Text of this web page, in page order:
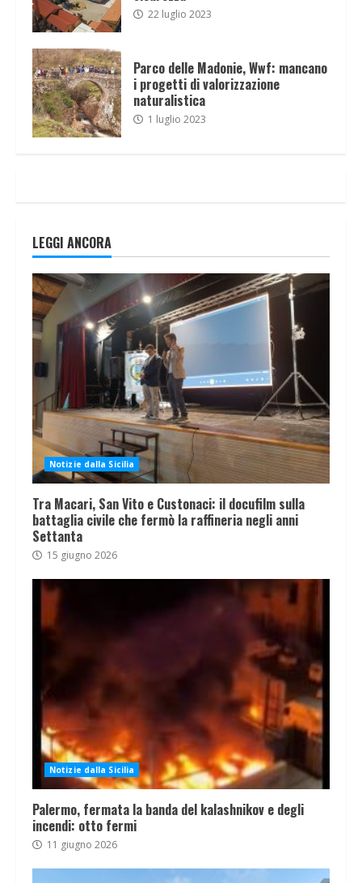
22 luglio 2023
Parco delle Madonie, Wwf: mancano
i progetti di valorizzazione
naturalistica
1 luglio 2023
LEGGI ANCORA
Notizie dalla Sicilia
Tra Macari, San Vito e Custonaci: il docufilm sulla
battaglia civile che fermò la raffineria negli anni
Settanta
15 giugno 2026
Notizie dalla Sicilia
Palermo, fermata la banda del kalashnikov e degli
incendi: otto fermi
11 giugno 2026